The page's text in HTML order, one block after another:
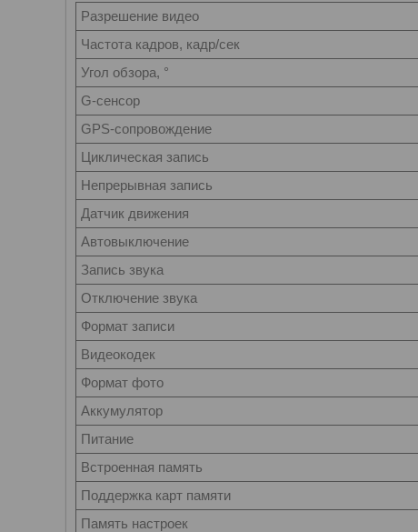
Разрешение видео
Частота кадров, кадр/сек
Угол обзора, °
G-сенсор
GPS-сопровождение
Циклическая запись
Непрерывная запись
Датчик движения
Автовыключение
Запись звука
Отключение звука
Формат записи
Видеокодек
Формат фото
Аккумулятор
Питание
Встроенная память
Поддержка карт памяти
Память настроек